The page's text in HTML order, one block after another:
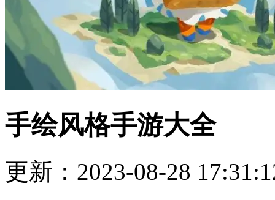
手绘风格手游大全
更新：2023-08-28